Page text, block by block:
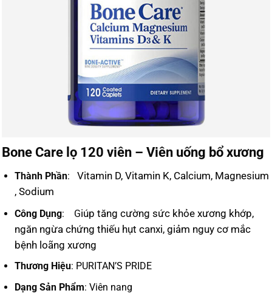
Bone Care lọ 120 viên – Viên uống bổ xương
Thành Phần: Vitamin D, Vitamin K, Calcium, Magnesium
, Sodium
Công Dụng: Giúp tăng cường sức khỏe xương khớp,
ngăn ngừa chứng thiếu hụt canxi, giảm nguy cơ mắc
bệnh loãng xương
Thương Hiệu: PURITAN’S PRIDE
Dạng Sản Phẩm: Viên nang